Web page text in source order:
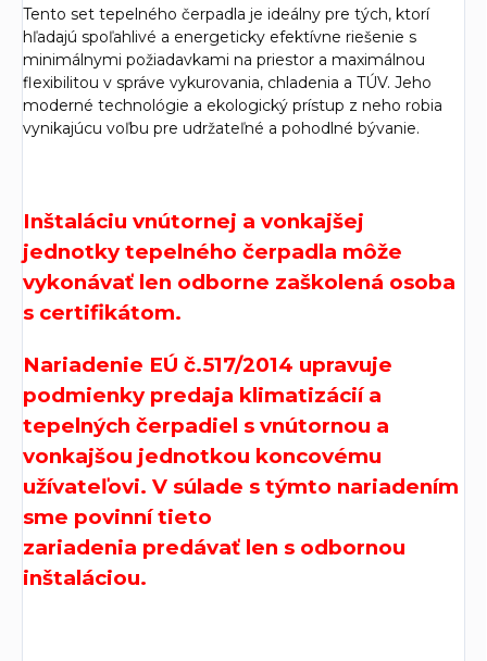
Tento set tepelného čerpadla je ideálny pre tých, ktorí
hľadajú spoľahlivé a energeticky efektívne riešenie s
minimálnymi požiadavkami na priestor a maximálnou
flexibilitou v správe vykurovania, chladenia a TÚV. Jeho
moderné technológie a ekologický prístup z neho robia
vynikajúcu voľbu pre udržateľné a pohodlné bývanie.
Inštaláciu vnútornej a vonkajšej
jednotky tepelného čerpadla môže
vykonávať len odborne zaškolená osoba
s certifikátom.
Nariadenie EÚ č.517/2014 upravuje
podmienky predaja klimatizácií a
tepelných čerpadiel s vnútornou a
vonkajšou jednotkou koncovému
užívateľovi. V súlade s týmto nariadením
sme povinní tieto
zariadenia predávať len s odbornou
inštaláciou.